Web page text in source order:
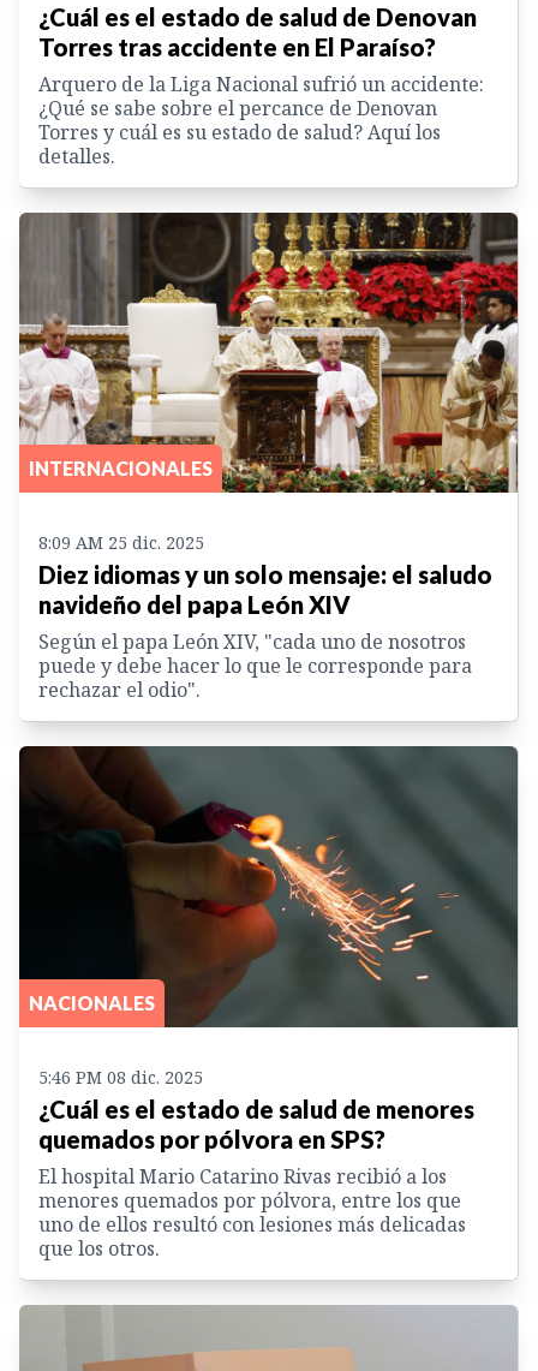
¿Cuál es el estado de salud de Denovan
Torres tras accidente en El Paraíso?
Arquero de la Liga Nacional sufrió un accidente:
¿Qué se sabe sobre el percance de Denovan
Torres y cuál es su estado de salud? Aquí los
detalles.
INTERNACIONALES
8:09 AM 25 dic. 2025
Diez idiomas y un solo mensaje: el saludo
navideño del papa León XIV
Según el papa León XIV, "cada uno de nosotros
puede y debe hacer lo que le corresponde para
rechazar el odio".
NACIONALES
5:46 PM 08 dic. 2025
¿Cuál es el estado de salud de menores
quemados por pólvora en SPS?
El hospital Mario Catarino Rivas recibió a los
menores quemados por pólvora, entre los que
uno de ellos resultó con lesiones más delicadas
que los otros.